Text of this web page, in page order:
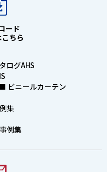
ード
ちら
ログAHS
ビニールカーテン
集
例集